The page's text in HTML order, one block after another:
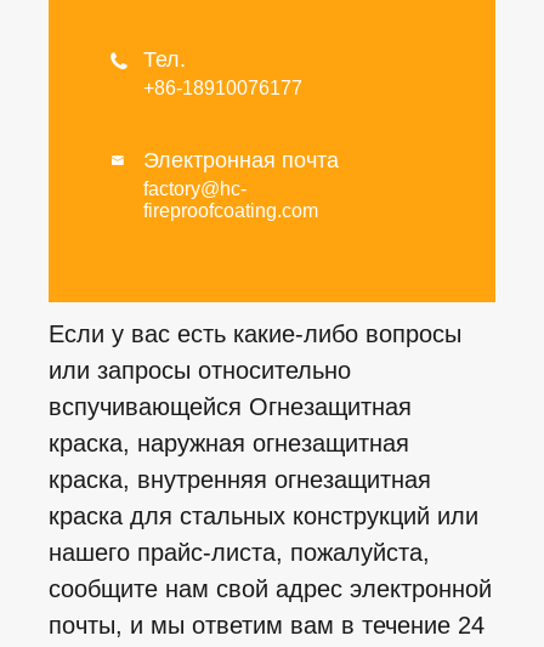
 Тел.
+86-18910076177
 Электронная почта
factory@hc-
fireproofcoating.com
Если у вас есть какие-либо вопросы
или запросы относительно
вспучивающейся Огнезащитная
краска, наружная огнезащитная
краска, внутренняя огнезащитная
краска для стальных конструкций или
нашего прайс-листа, пожалуйста,
сообщите нам свой адрес электронной
почты, и мы ответим вам в течение 24